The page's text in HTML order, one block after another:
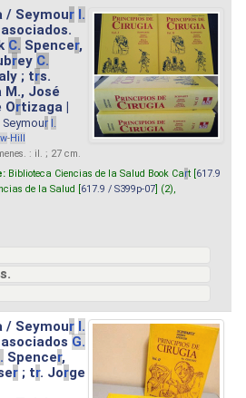
/ Seymour I.
C. Spencer,
rey C.
; trs.
M., José
Ortizaga |
Seymour I.
-Hill
: il. ; 27 cm.
Biblioteca Ciencias de la Salud Book Cart [ 617.9
de la Salud [ 617.9 / S399p-07 ] (2),
/ Seymour I.
G.
Spencer,
r ; tr. Jorge